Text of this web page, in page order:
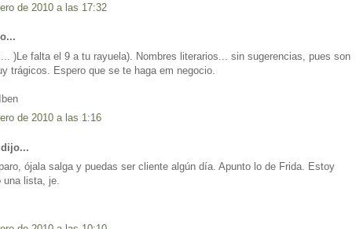
de 2010 a las 17:32
)Le falta el 9 a tu rayuela). Nombres literarios... sin sugerencias, pues son
trágicos. Espero que se te haga em negocio.
de 2010 a las 1:16
dijo...
ójala salga y puedas ser cliente algún día. Apunto lo de Frida. Estoy
una lista, je.